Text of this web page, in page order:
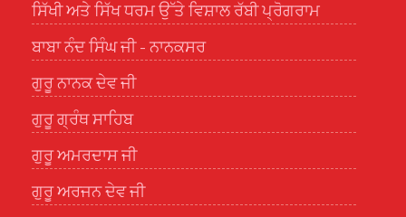
ਸਿੱਖੀ ਅਤੇ ਸਿੱਖ ਧਰਮ ਉੱਤੇ ਵਿਸ਼ਾਲ ਰੱਬੀ ਪ੍ਰੋਗਰਾਮ
ਬਾਬਾ ਨੰਦ ਸਿੰਘ ਜੀ - ਨਾਨਕਸਰ
ਗੁਰੂ ਨਾਨਕ ਦੇਵ ਜੀ
ਗੁਰੂ ਗ੍ਰੰਥ ਸਾਹਿਬ
ਗੁਰੂ ਅਮਰਦਾਸ ਜੀ
ਗੁਰੂ ਅਰਜਨ ਦੇਵ ਜੀ